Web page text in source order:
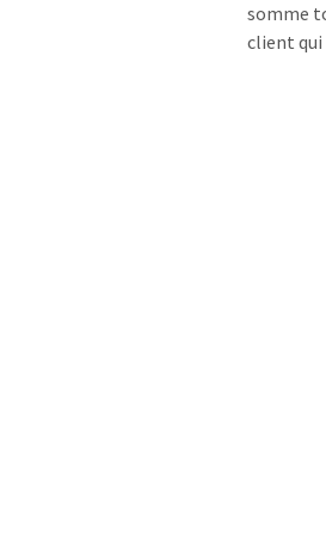
somme
client qui